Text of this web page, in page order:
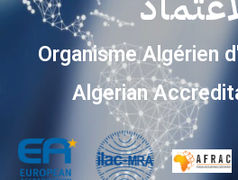
Organisme Algérien
Algerian